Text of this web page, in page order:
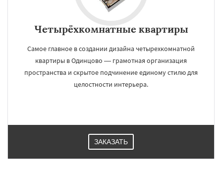
Четырёхкомнатные квартиры
Самое главное в создании дизайна четырехкомнатной
квартиры в Одинцово — грамотная организация
пространства и скрытое подчинение единому стилю для
целостности интерьера.
ЗАКАЗАТЬ